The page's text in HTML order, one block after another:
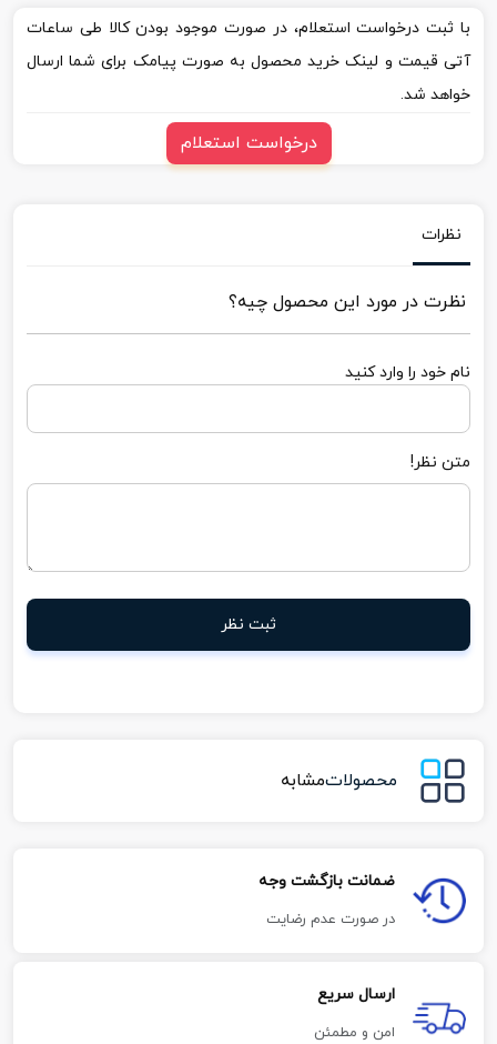
با ثبت درخواست استعلام، در صورت موجود بودن کالا طی ساعات
آتی قیمت و لینک خرید محصول به صورت پیامک برای شما ارسال
خواهد شد.
درخواست استعلام
نظرات
نظرت در مورد این محصول چیه؟
نام خود را وارد کنید
متن نظر!
ثبت نظر
محصولاتمشابه
ضمانت بازگشت وجه
در صورت عدم رضایت
ارسال سریع
امن و مطمئن